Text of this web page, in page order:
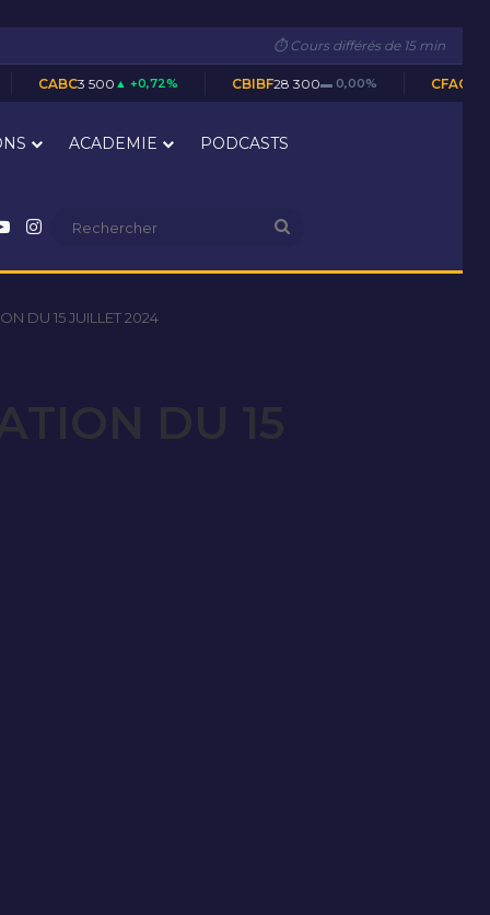
⏱ Cours différés de 15 min
▲ +0,72% CBIBF28 300 ▬ 0,00% CFAC1 690 ▬ 0,00%
ACADEMIE PODCASTS
YouTube
Instagram
DU 15 JUILLET 2024